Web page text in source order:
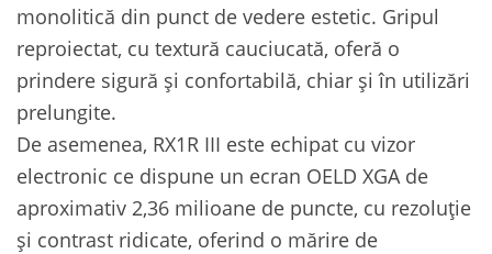
monolitică din punct de vedere estetic. Gripul
reproiectat, cu textură cauciucată, oferă o
prindere sigură și confortabilă, chiar și în utilizări
prelungite.
De asemenea, RX1R III este echipat cu vizor
electronic ce dispune un ecran OELD XGA de
aproximativ 2,36 milioane de puncte, cu rezoluție
și contrast ridicate, oferind o mărire de